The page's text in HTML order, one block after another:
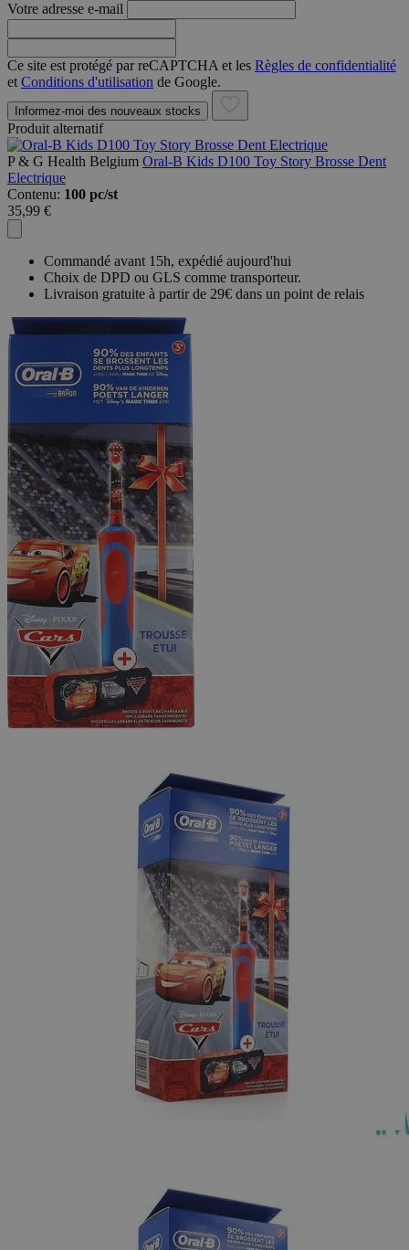
Votre adresse e-mail
Ce site est protégé par reCAPTCHA et les Règles de confidentialité
et Conditions d'utilisation de Google.
Informez-moi des nouveaux stocks
Produit alternatif
P & G Health Belgium Oral-B Kids D100 Toy Story Brosse Dent
Electrique
Contenu: 100 pc/st
35,99 €
Commandé avant 15h, expédié aujourd'hui
Choix de DPD ou GLS comme transporteur.
Livraison gratuite à partir de 29€ dans un point de relais